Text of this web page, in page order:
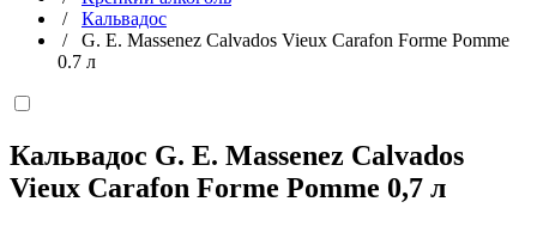
/ Кальвадос
/ G. E. Massenez Calvados Vieux Carafon Forme Pomme
0.7 л
Кальвадос G. E. Massenez Calvados
Vieux Carafon Forme Pomme 0,7 л